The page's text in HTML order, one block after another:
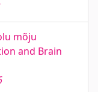
mõju
and Brain